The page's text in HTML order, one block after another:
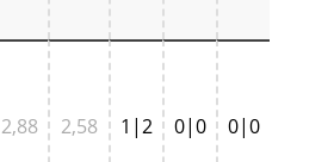
2,88 2,58 1|2 0|0 0|0